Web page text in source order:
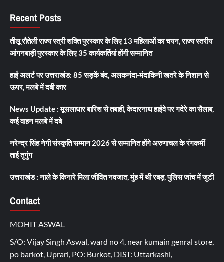
Recent Posts
तीलू रौतेली राज्य स्त्री शक्ति पुरस्कार के लिए 13 महिलाओं का चयन, राज्य स्तरीय
आंगनबाड़ी पुरस्कार के लिए 35 कार्यकर्तियां होंगी सम्मानित
हाई अलर्ट पर उत्तराखंड: 85 सड़कें बंद, अलकनंदा-मंदाकिनी खतरे के निशान से
ऊपर, मलबे में दबी कार
News Update : मूसलाधार बारिश से तबाही, केदारनाथ हाईवे पर गदेरे का सैलाब,
कई वाहन मलबे में दबे
नरेन्द्र सिंह नेगी संस्कृति सम्मान 2026 से सम्मानित होंगे अरुणाचल के रंगकर्मी
ताई तुगुंग
उत्तराखंड : नाले के किनारे मिला जीवित नवजात, मुंह में थी रबड़, पुलिस जांच में जुटी
Contact
MOHIT ASWAL
S/O: Vijay Singh Aswal, ward no 4, near kumain genral store,
po barkot, Uprari, PO: Burkot, DIST: Uttarkashi,